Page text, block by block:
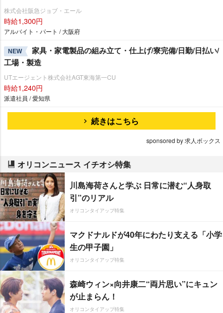
株式会社阪急ジョブ・エール
時給1,300円
アルバイト・パート / 大阪府
NEW
家具・家電製品の組み立て・仕上げ/寮完備/日勤/日払い/
工場・製造
UTエージェント株式会社AGT東海第一CU
時給1,240円
派遣社員 / 愛知県
続きはこちら
sponsored by 求人ボックス
オリコンニュース イチオシ特集
川島海荷さんと学ぶ 日常に潜む“人身取
引”のリアル
オリコンタイアップ特集
マクドナルドが40年にわたり支える「小学
生の甲子園」
オリコンタイアップ特集
森崎ウィン×向井康二“両片思い”にキュン
が止まらん！
オリコンタイアップ特集